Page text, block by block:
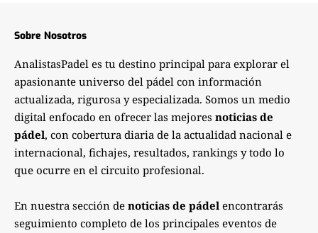
Sobre Nosotros
AnalistasPadel es tu destino principal para explorar el
apasionante universo del pádel con información
actualizada, rigurosa y especializada. Somos un medio
digital enfocado en ofrecer las mejores noticias de
pádel, con cobertura diaria de la actualidad nacional e
internacional, fichajes, resultados, rankings y todo lo
que ocurre en el circuito profesional.
En nuestra sección de noticias de pádel encontrarás
seguimiento completo de los principales eventos de